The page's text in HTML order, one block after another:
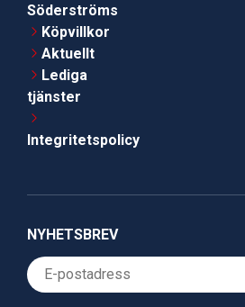
Söderströms
Köpvillkor
Aktuellt
Lediga
tjänster
Integritetspolicy
NYHETSBREV